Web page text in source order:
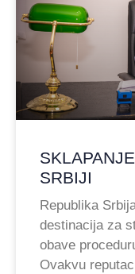
SRBIJI
Republika
destinacija za
obave
Ovakvu